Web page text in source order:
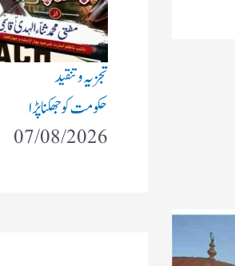
تجزیہ و تنقید
حکومت کو جھکنا پڑا
07/08/2026